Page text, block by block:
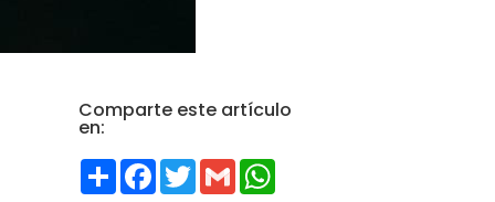
Comparte este artículo
en:
CompartirFacebook
TwitterGmailWhatsApp